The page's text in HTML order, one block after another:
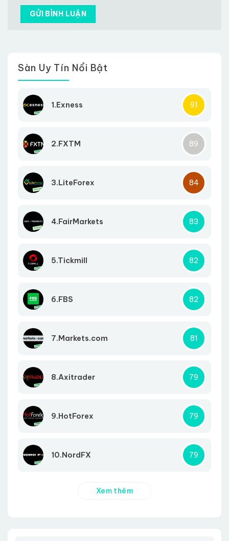
Sàn Uy Tín Nổi Bật
1.Exness 91
2.FXTM 89
3.LiteForex 84
4.FairMarkets 83
5.Tickmill 82
6.FBS 82
7.Markets.com 81
8.Axitrader 79
9.HotForex 79
10.NordFX 79
Xem thêm